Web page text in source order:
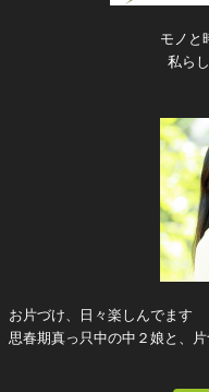
モノと
私ら
お片づけ、日々楽しんでます
思春期真っ只中の中２娘と、